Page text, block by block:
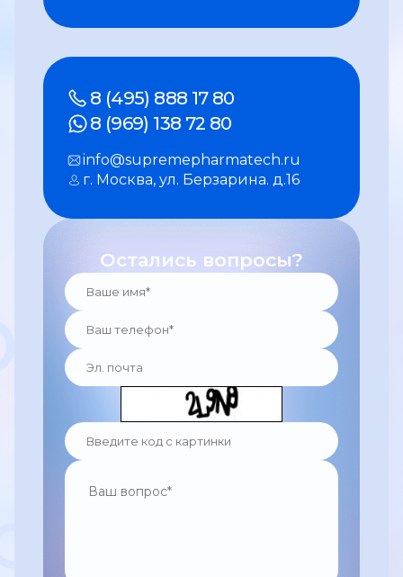
8 (495) 888 17 80
8 (969) 138 72 80
info@supremepharmatech.ru
г. Москва, ул. Берзарина. д.16
Остались вопросы?